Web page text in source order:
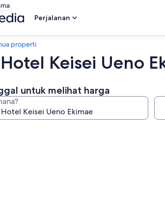
Perjalanan
properti
Keisei Ueno
untuk melihat harga